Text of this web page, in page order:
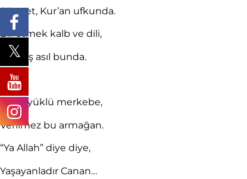
Sünnet, Kur’an ufkunda.
Bir etmek kalb ve dili,
Yaşayış asıl bunda.
Kitap yüklü merkebe,
Verilmez bu armağan.
“Ya Allah” diye diye,
Yaşayanladır Canan…